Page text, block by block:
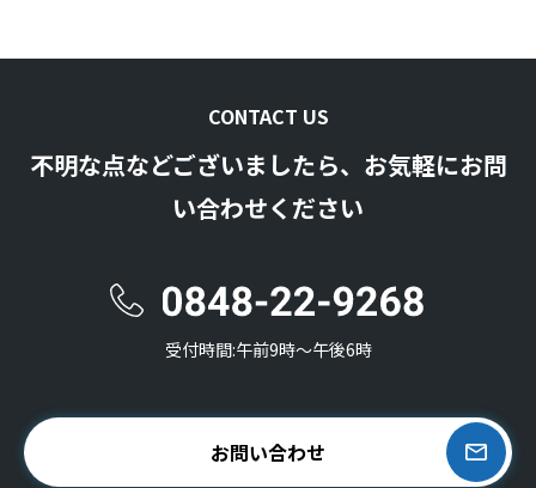
CONTACT US
不明な点などございましたら、お気軽にお問
い合わせください
受付時間:午前9時〜午後6時
お問い合わせ